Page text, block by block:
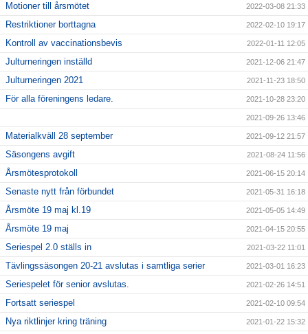
Motioner till årsmötet 2022-03-08 21:33
Restriktioner borttagna 2022-02-10 19:17
Kontroll av vaccinationsbevis 2022-01-11 12:05
Julturneringen inställd 2021-12-06 21:47
Julturneringen 2021 2021-11-23 18:50
För alla föreningens ledare. 2021-10-28 23:20
2021-09-26 13:46
Materialkväll 28 september 2021-09-12 21:57
Säsongens avgift 2021-08-24 11:56
Årsmötesprotokoll 2021-06-15 20:14
Senaste nytt från förbundet 2021-05-31 16:18
Årsmöte 19 maj kl.19 2021-05-05 14:49
Årsmöte 19 maj 2021-04-15 20:55
Seriespel 2.0 ställs in 2021-03-22 11:01
Tävlingssäsongen 20-21 avslutas i samtliga serier 2021-03-01 16:23
Seriespelet för senior avslutas. 2021-02-26 14:51
Fortsatt seriespel 2021-02-10 09:54
Nya riktlinjer kring träning 2021-01-22 15:32